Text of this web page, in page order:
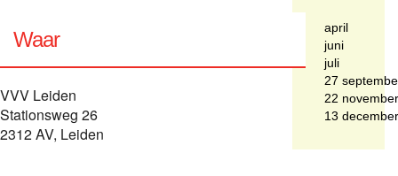
Waar
VVV Leiden
Stationsweg 26
2312 AV, Leiden
april
juni
juli
27
22 november
13 december